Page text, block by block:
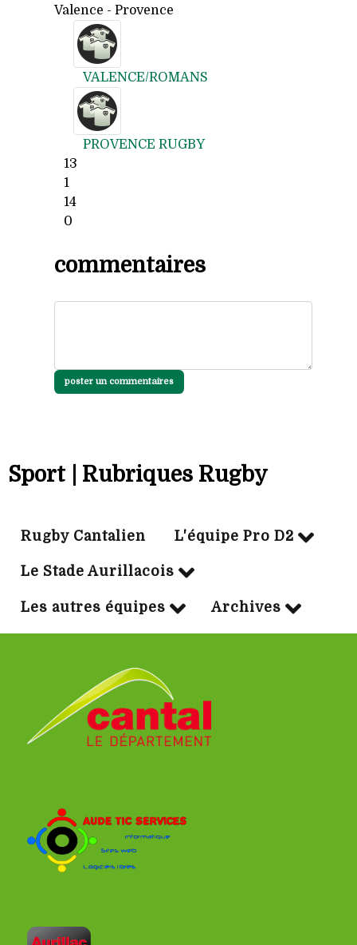
Valence - Provence
VALENCE/ROMANS
PROVENCE RUGBY
13
1
14
0
commentaires
poster un commentaires
Sport | Rubriques Rugby
Rugby Cantalien L'équipe Pro D2
Le Stade Aurillacois
Les autres équipes Archives